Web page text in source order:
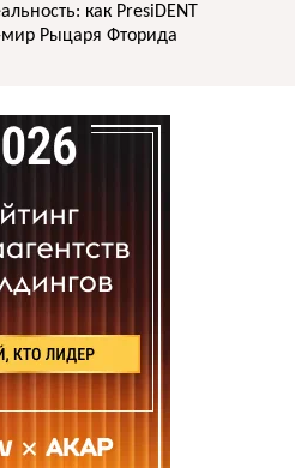
как PresiDENT
мир Рыцаря Фторида